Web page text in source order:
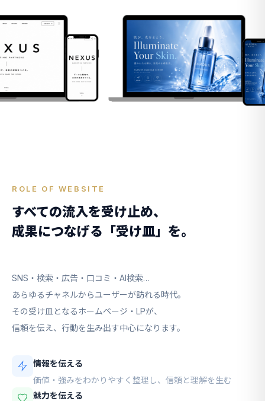
ROLE OF WEBSITE
すべての流入を受け止め、
成果につなげる「受け皿」を。
SNS・検索・広告・口コミ・AI検索…
あらゆるチャネルからユーザーが訪れる時代。
その受け皿となるホームページ・LPが、
信頼を伝え、行動を生み出す中心になります。
情報を伝える
価値・強みをわかりやすく整理し、信頼と理解を生む
魅力を伝える